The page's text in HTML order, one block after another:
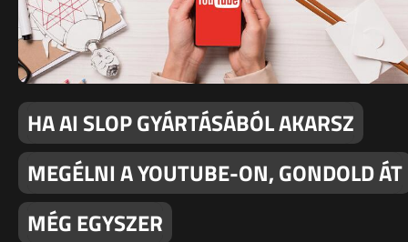
HA AI SLOP GYÁRTÁSÁBÓL AKARSZ
MEGÉLNI A YOUTUBE-ON, GONDOLD ÁT
MÉG EGYSZER